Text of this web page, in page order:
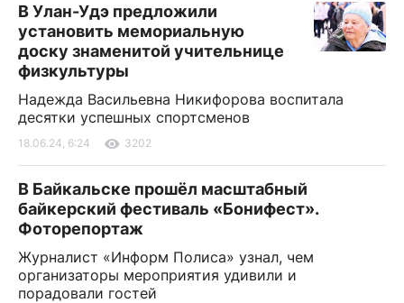
В Улан-Удэ предложили
установить мемориальную
доску знаменитой учительнице
физкультуры
Надежда Васильевна Никифорова воспитала
десятки успешных спортсменов
18.06.24, 6:24 3202
В Байкальске прошёл масштабный
байкерский фестиваль «Бонифест».
Фоторепортаж
Журналист «Информ Полиса» узнал, чем
организаторы мероприятия удивили и
порадовали гостей